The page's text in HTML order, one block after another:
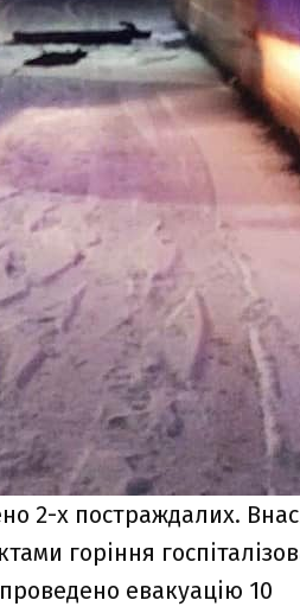
2-х постраждалих.
горіння
евакуацію 10